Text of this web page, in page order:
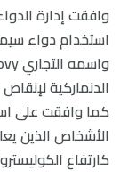
استخدام دواء
الدنماركية
كما وافقت على
الأشخاص الذين
كارتفاع